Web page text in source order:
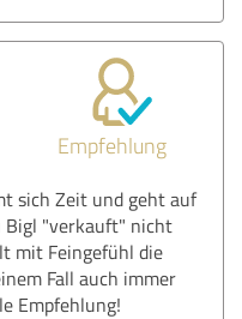
Empfehlung
sich Zeit und geht auf
Bigl "verkauft" nicht
mit Feingefühl die
Fall auch immer
Empfehlung!